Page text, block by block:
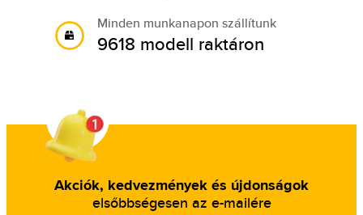
Minden munkanapon szállítunk
9618 modell raktáron
Akciók, kedvezmények és újdonságok
elsőbbségesen az e-mailére